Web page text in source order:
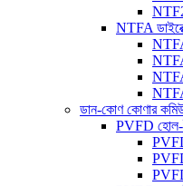
NTFA
ডান-কোণ কোণার
PVFD হোল-